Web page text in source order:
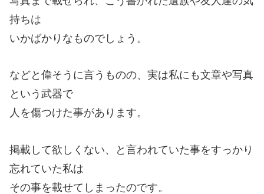
持ちは
いかばかりなものでしょう。
などと偉そうに言うものの、実は私にも文章や写真
という武器で
人を傷つけた事があります。
掲載して欲しくない、と言われていた事をすっかり
忘れていた私は
その事を載せてしまったのです。